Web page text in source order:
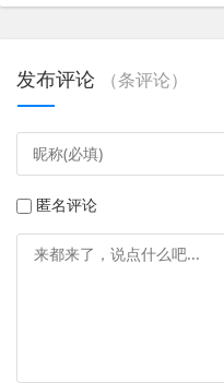
发布评论 （条评论）
匿名评论